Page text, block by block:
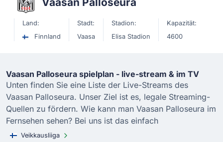
Land:
Finnland
Stadt:
Vaasa
Stadion:
Elisa Stadion
Kapazität:
4600
Vaasan Palloseura spielplan - live-stream & im TV
Unten finden Sie eine Liste der Live-Streams des
Vaasan Palloseura. Unser Ziel ist es, legale Streaming-
Quellen zu fördern. Wie kann man Vaasan Palloseura im
Fernsehen sehen? Bei uns ist das einfach
Veikkausliiga